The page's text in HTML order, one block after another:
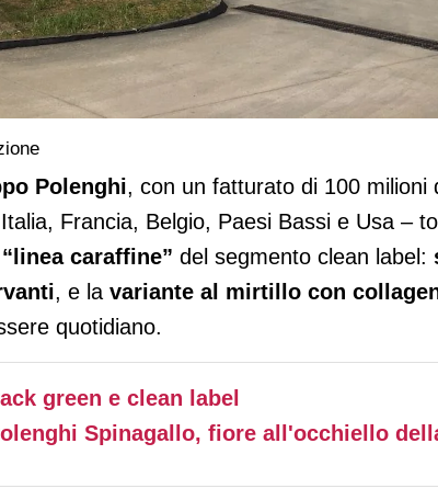
Polenghi torna a TuttoFood per
Polenghi, con un fatturato di 100
Francia, Belgio, Paesi Bassi e Usa –
caraffine” del segmento clean label:
, e la variante al mirtillo con
quotidiano.
green e clean label
Spinagallo, fiore all'occhiello